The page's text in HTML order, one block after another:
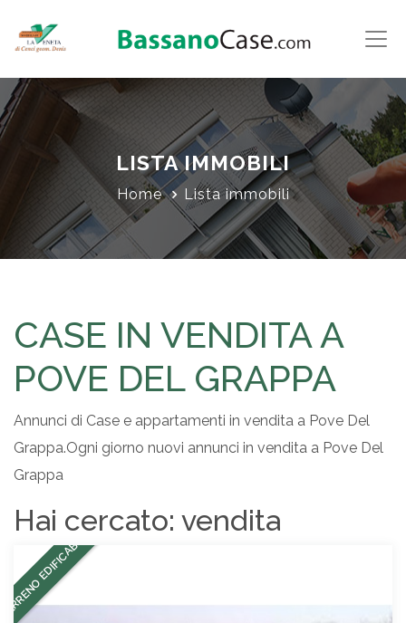
LISTA IMMOBILI
Home Lista immobili
CASE IN VENDITA A
POVE DEL GRAPPA
Annunci di Case e appartamenti in vendita a Pove Del
Grappa.Ogni giorno nuovi annunci in vendita a Pove Del
Grappa
Hai cercato: vendita
EDIFICABILE